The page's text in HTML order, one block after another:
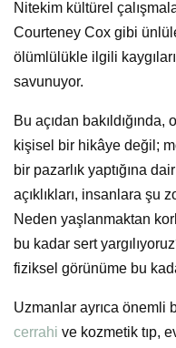
Nitekim kültürel
Courteney Cox gibi
ölümlülükle ilgili
savunuyor.
Bu açıdan
kişisel bir hikâye değil;
bir pazarlık yaptığına
açıklıkları, insanlara şu
Neden yaşlanmaktan
bu kadar sert
fiziksel görünüme bu
Uzmanlar ayrıca önemli
cerrahi ve kozmetik tıp,